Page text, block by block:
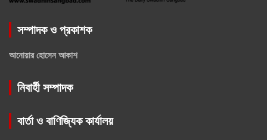
সম্পাদক ও প্রকাশক
আনোয়ার হোসেন আকাশ
নিবার্হী সম্পাদক
বার্তা ও বাণিজ্যিক কার্যালয়